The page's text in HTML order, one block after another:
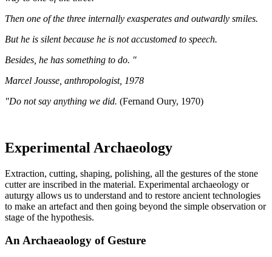
Then one of the three internally exasperates and outwardly smiles.
But he is silent because he is not accustomed to speech.
Besides, he has something to do. "
Marcel Jousse, anthropologist, 1978
"Do not say anything we did. (Fernand Oury, 1970)
Experimental Archaeology
Extraction, cutting, shaping, polishing, all the gestures of the stone
cutter are inscribed in the material. Experimental archaeology or
auturgy allows us to understand and to restore ancient technologies
to make an artefact and then going beyond the simple observation or
stage of the hypothesis.
An Archaeaology of Gesture